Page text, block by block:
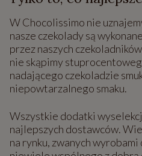
W Chocolissimo nie
nasze czekolady są
przez naszych
nie skąpimy
nadającego czekoladzie
niepowtarzalnego smaku.
Wszystkie dodatki
najlepszych dostawców.
na rynku, zwanych